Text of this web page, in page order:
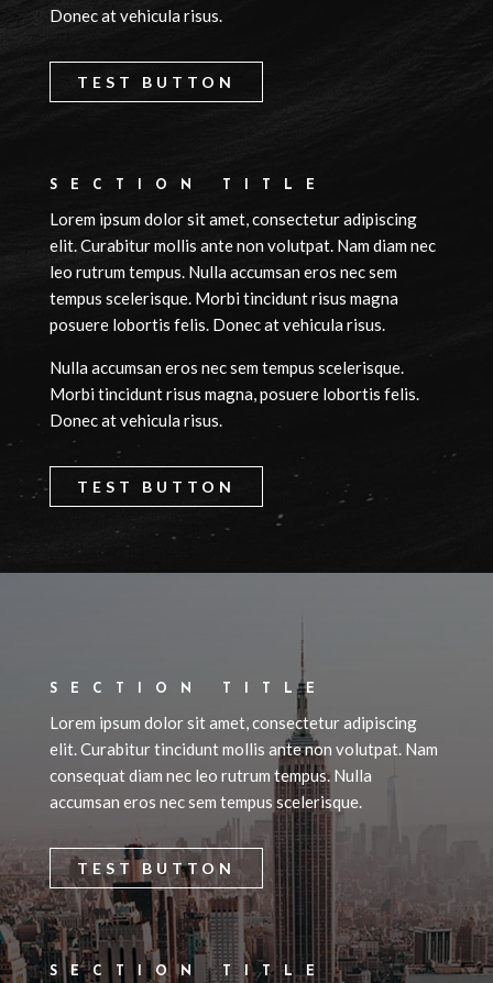
Donec at vehicula risus.
TEST BUTTON
SECTION TITLE
Lorem ipsum dolor sit amet, consectetur adipiscing
elit. Curabitur mollis ante non volutpat. Nam diam nec
leo rutrum tempus. Nulla accumsan eros nec sem
tempus scelerisque. Morbi tincidunt risus magna
posuere lobortis felis. Donec at vehicula risus.
Nulla accumsan eros nec sem tempus scelerisque.
Morbi tincidunt risus magna, posuere lobortis felis.
Donec at vehicula risus.
TEST BUTTON
SECTION TITLE
Lorem ipsum dolor sit amet, consectetur adipiscing
elit. Curabitur tincidunt mollis ante non volutpat. Nam
consequat diam nec leo rutrum tempus. Nulla
accumsan eros nec sem tempus scelerisque.
TEST BUTTON
SECTION TITLE